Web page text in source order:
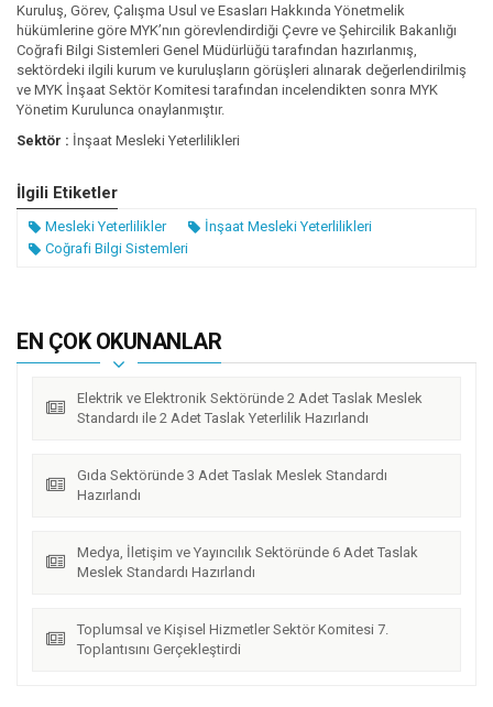
Kuruluş, Görev, Çalışma Usul ve Esasları Hakkında Yönetmelik
hükümlerine göre MYK’nın görevlendirdiği Çevre ve Şehircilik Bakanlığı
Coğrafi Bilgi Sistemleri Genel Müdürlüğü tarafından hazırlanmış,
sektördeki ilgili kurum ve kuruluşların görüşleri alınarak değerlendirilmiş
ve MYK İnşaat Sektör Komitesi tarafından incelendikten sonra MYK
Yönetim Kurulunca onaylanmıştır.
Sektör : İnşaat Mesleki Yeterlilikleri
İlgili Etiketler
Mesleki Yeterlilikler
İnşaat Mesleki Yeterlilikleri
Coğrafi Bilgi Sistemleri
EN ÇOK OKUNANLAR
Elektrik ve Elektronik Sektöründe 2 Adet Taslak Meslek
Standardı ile 2 Adet Taslak Yeterlilik Hazırlandı
Gıda Sektöründe 3 Adet Taslak Meslek Standardı
Hazırlandı
Medya, İletişim ve Yayıncılık Sektöründe 6 Adet Taslak
Meslek Standardı Hazırlandı
Toplumsal ve Kişisel Hizmetler Sektör Komitesi 7.
Toplantısını Gerçekleştirdi